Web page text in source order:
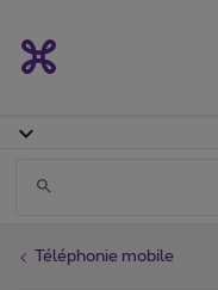
Téléphonie mobile